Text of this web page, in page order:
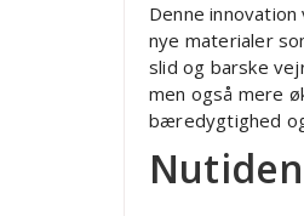
Denne
nye materialer
slid og barske
men også mere
bæredygtighed